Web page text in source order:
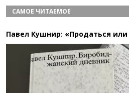
САМОЕ ЧИТАЕМОЕ
Павел Кушнир: «Продаться